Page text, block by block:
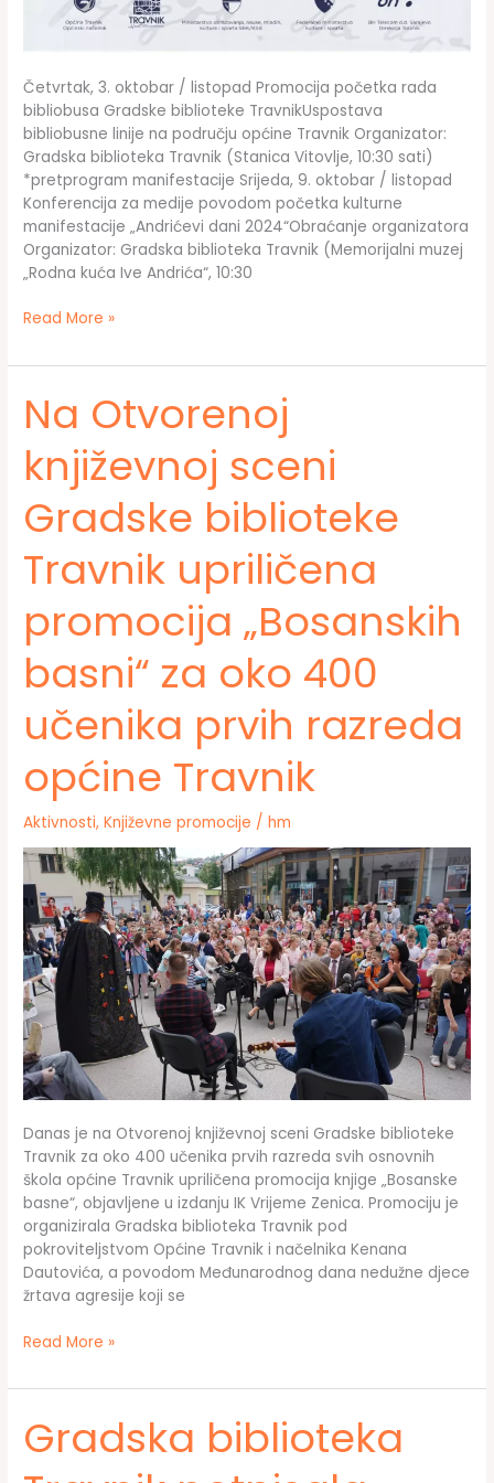
Četvrtak, 3. oktobar / listopad Promocija početka rada
bibliobusa Gradske biblioteke TravnikUspostava
bibliobusne linije na području općine Travnik Organizator:
Gradska biblioteka Travnik (Stanica Vitovlje, 10:30 sati)
*pretprogram manifestacije Srijeda, 9. oktobar / listopad
Konferencija za medije povodom početka kulturne
manifestacije „Andrićevi dani 2024“Obraćanje organizatora
Organizator: Gradska biblioteka Travnik (Memorijalni muzej
„Rodna kuća Ive Andrića“, 10:30
Kulturna
„Andrićevi
2024“
–
PROGRAM
MANIFESTACIJE
Read More »
Na Otvorenoj
književnoj sceni
Gradske biblioteke
Travnik upriličena
promocija „Bosanskih
basni“ za oko 400
učenika prvih razreda
općine Travnik
Aktivnosti,Književne promocije /hm
Danas je na Otvorenoj književnoj sceni Gradske biblioteke
Travnik za oko 400 učenika prvih razreda svih osnovnih
škola općine Travnik upriličena promocija knjige „Bosanske
basne“, objavljene u izdanju IK Vrijeme Zenica. Promociju je
organizirala Gradska biblioteka Travnik pod
pokroviteljstvom Općine Travnik i načelnika Kenana
Dautovića, a povodom Međunarodnog dana nedužne djece
žrtava agresije koji se
Na
književnoj
Gradske
biblioteke
Read More »
Gradska biblioteka